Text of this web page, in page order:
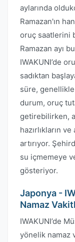
aylarında
Ramazan'ın
oruç saatlerini
Ramazan ayı
IWAKUNI’de
sadıktan
süre, genellikle
durum, oruç
getirebilirken,
hazırlıkların
artırıyor.
su içmemeye
gösteriyor.
Japonya -
Namaz
IWAKUNI’de
yönelik namaz